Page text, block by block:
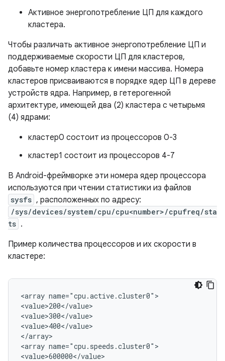
Активное энергопотребление ЦП для каждого
кластера.
Чтобы различать активное энергопотребление ЦП и
поддерживаемые скорости ЦП для кластеров,
добавьте номер кластера к имени массива. Номера
кластеров присваиваются в порядке ядер ЦП в дереве
устройств ядра. Например, в гетерогенной
архитектуре, имеющей два (2) кластера с четырьмя
(4) ядрами:
кластер0 состоит из процессоров 0-3
кластер1 состоит из процессоров 4-7
В Android-фреймворке эти номера ядер процессора
используются при чтении статистики из файлов
sysfs , расположенных по адресу:
/sys/devices/system/cpu/cpu<number>/cpufreq/sta
ts .
Пример количества процессоров и их скорости в
кластере:
<array name="cpu.active.cluster0">
<value>200</value>
<value>300</value>
<value>400</value>
</array>
<array name="cpu.speeds.cluster0">
<value>600000</value>